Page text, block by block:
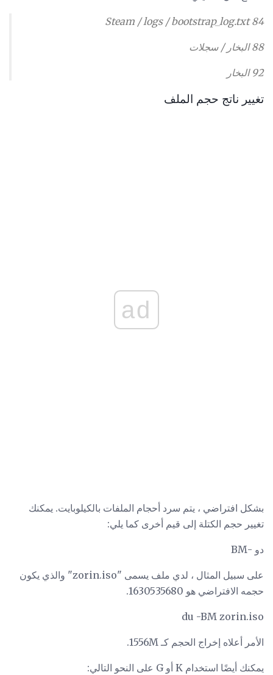
84 Steam / logs / bootstrap_log.txt
88 البخار / سجلات
92 البخار
تغيير ناتج حجم الملف
ad
بشكل افتراضي ، يتم سرد أحجام الملفات بالكيلوبايت. يمكنك
تغيير حجم الكتلة إلى قيم أخرى كما يلي:
دو -BM
على سبيل المثال ، لدي ملف يسمى "zorin.iso" والذي يكون
حجمه الافتراضي هو 1630535680.
du -BM zorin.iso
الأمر أعلاه إخراج الحجم كـ 1556M.
يمكنك أيضًا استخدام K أو G على النحو التالي: